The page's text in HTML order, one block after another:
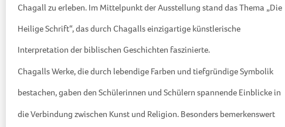
Chagall zu erleben. Im Mittelpunkt der Ausstellung stand das Thema „Die
Heilige Schrift“, das durch Chagalls einzigartige künstlerische
Interpretation der biblischen Geschichten faszinierte.
Chagalls Werke, die durch lebendige Farben und tiefgründige Symbolik
bestachen, gaben den Schülerinnen und Schülern spannende Einblicke in
die Verbindung zwischen Kunst und Religion. Besonders bemerkenswert